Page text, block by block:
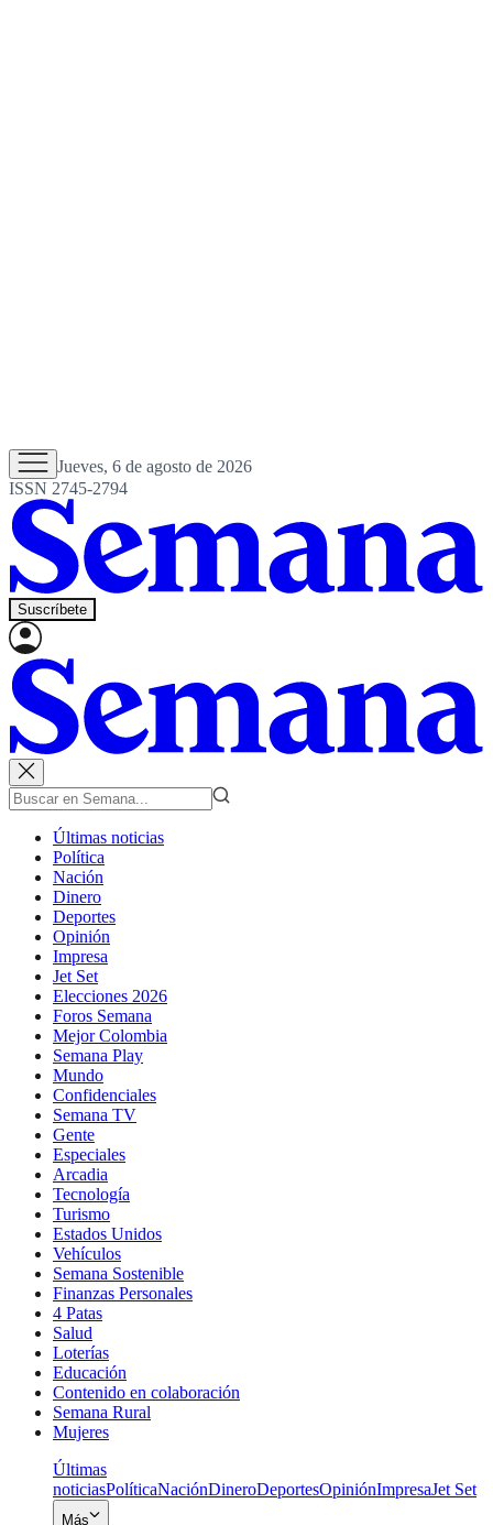
Jueves, 6 de agosto de 2026
ISSN 2745-2794
Suscríbete
Últimas noticias
Política
Nación
Dinero
Deportes
Opinión
Impresa
Jet Set
Elecciones 2026
Foros Semana
Mejor Colombia
Semana Play
Mundo
Confidenciales
Semana TV
Gente
Especiales
Arcadia
Tecnología
Turismo
Estados Unidos
Vehículos
Semana Sostenible
Finanzas Personales
4 Patas
Salud
Loterías
Educación
Contenido en colaboración
Semana Rural
Mujeres
Últimas
noticiasPolíticaNaciónDineroDeportesOpiniónImpresaJet Set
Más